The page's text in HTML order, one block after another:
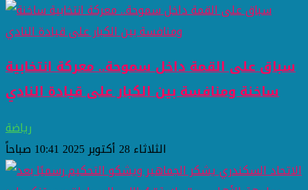
سباق على القمة داخل سموحة.. معركة انتخابية
ساخنة ومنافسة بين الكبار على قيادة النادي
رياضة
الثلاثاء 28 أكتوبر 2025 10:41 صباحاً